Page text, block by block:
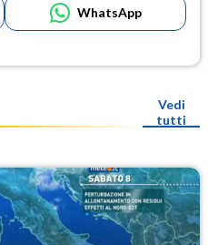
WhatsApp
Vedi
tutti